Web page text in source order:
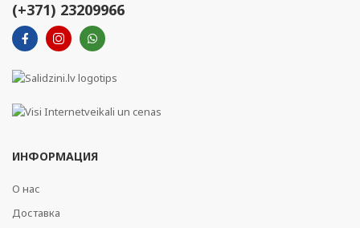
(+371) 23209966
ИНФОРМАЦИЯ
О нас
Доставка